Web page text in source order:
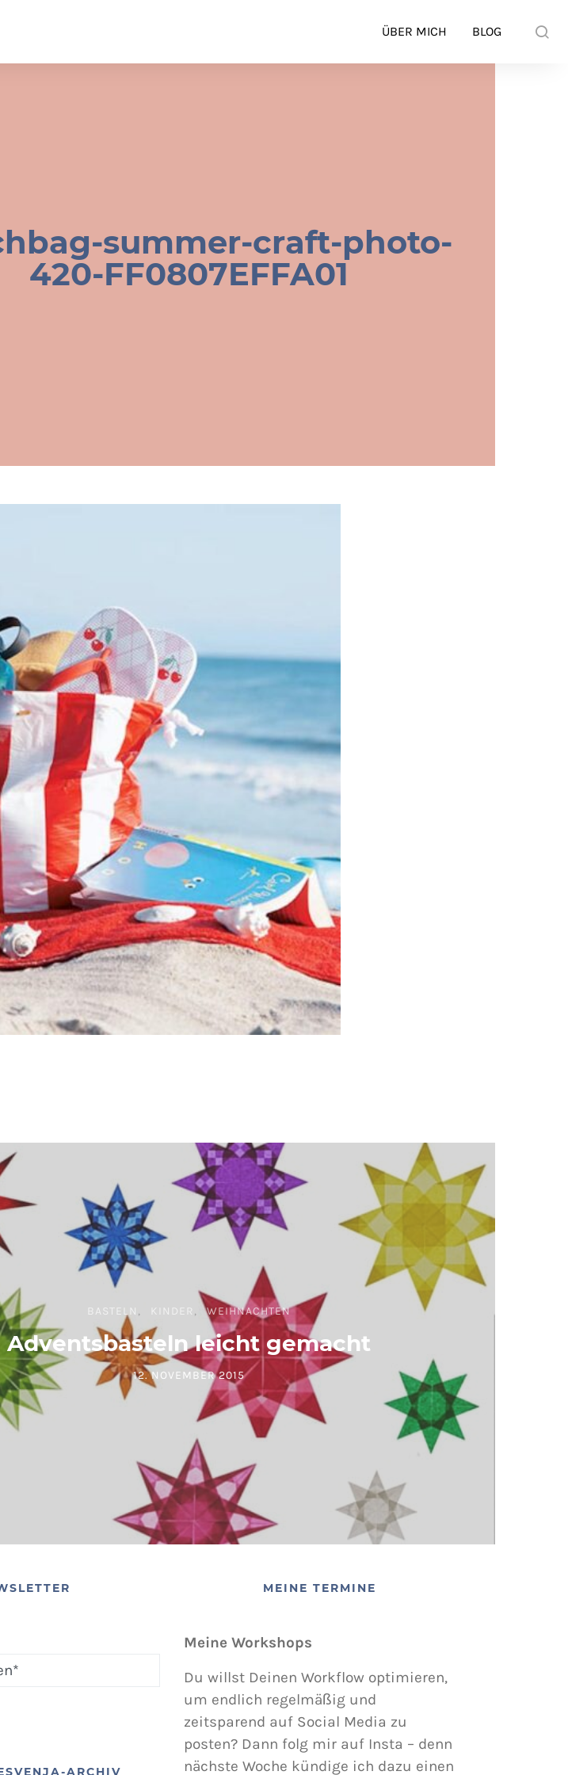
ÜBER MICH BLOG
summer-craft-photo-
420-FF0807EFFA01
BASTELN KINDER WEIHNACHTEN
Adventsbasteln leicht gemacht
POSTED ON
12. NOVEMBER 2015
ARCHIV
MEINE TERMINE
Meine Workshops
Du willst Deinen Workflow optimieren,
um endlich regelmäßig und
zeitsparend auf Social Media zu
posten? Dann folg mir auf Insta – denn
nächste Woche kündige ich dazu einen